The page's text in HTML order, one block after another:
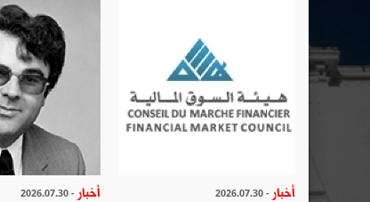
أخبار - 2026.07.30 أخبار - 2026.07.30